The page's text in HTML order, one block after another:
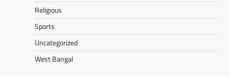
Religious
Sports
Uncategorized
West Bangal